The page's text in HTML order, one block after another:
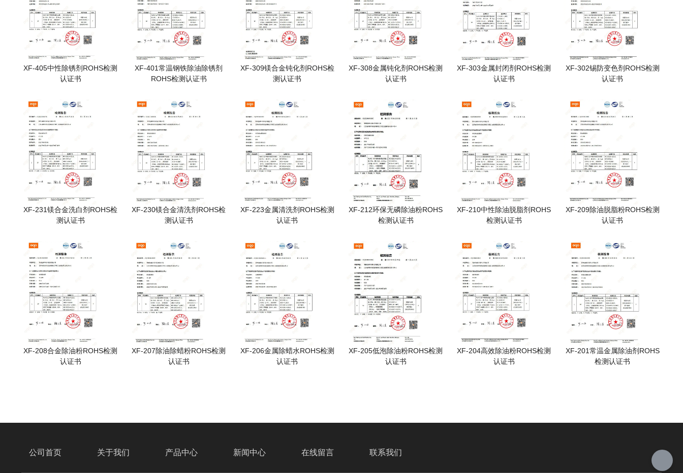
XF-405中性除锈剂ROHS检测
认证书
XF-401常温钢铁除油除锈剂
ROHS检测认证书
XF-309镁合金钝化剂ROHS检
测认证书
XF-308金属钝化剂ROHS检测
认证书
XF-303金属封闭剂ROHS检测
认证书
XF-302锡防变色剂ROHS检测
认证书
XF-231镁合金洗白剂ROHS检
测认证书
XF-230镁合金清洗剂ROHS检
测认证书
XF-223金属清洗剂ROHS检测
认证书
XF-212环保无磷除油粉ROHS
检测认证书
XF-210中性除油脱脂剂ROHS
检测认证书
XF-209除油脱脂粉ROHS检测
认证书
XF-208合金除油粉ROHS检测
认证书
XF-207除油除蜡粉ROHS检测
认证书
XF-206金属除蜡水ROHS检测
认证书
XF-205低泡除油粉ROHS检测
认证书
XF-204高效除油粉ROHS检测
认证书
XF-201常温金属除油剂ROHS
检测认证书
公司首页 关于我们 产品中心 新闻中心 在线留言 联系我们